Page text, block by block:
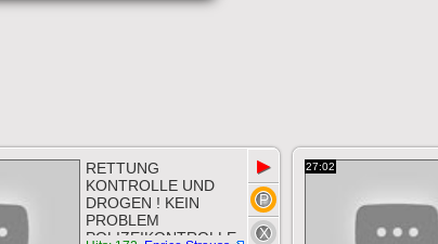
RETTUNG
KONTROLLE UND
DROGEN ! KEIN
PROBLEM
POLIZEIKONTROLLE
▶ 27:02